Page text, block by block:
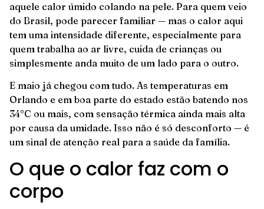
aquele calor úmido colando na pele. Para quem veio
do Brasil, pode parecer familiar — mas o calor aqui
tem uma intensidade diferente, especialmente para
quem trabalha ao ar livre, cuida de crianças ou
simplesmente anda muito de um lado para o outro.
E maio já chegou com tudo. As temperaturas em
Orlando e em boa parte do estado estão batendo nos
34°C ou mais, com sensação térmica ainda mais alta
por causa da umidade. Isso não é só desconforto — é
um sinal de atenção real para a saúde da família.
O que o calor faz com o
corpo